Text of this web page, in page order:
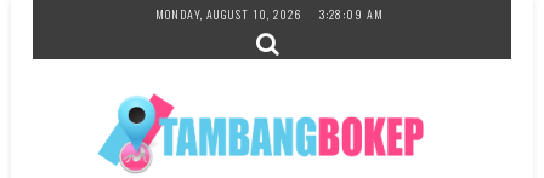
content
MONDAY, AUGUST 10, 2026 3:28:10 AM